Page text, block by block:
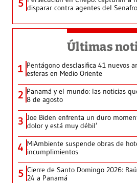
5 disparar contra agentes del
Últimas
1 Pentágono desclasifica 41 nuevos
esferas en Medio Oriente
2 Panamá y el mundo: las noticias
8 de agosto
3 Joe Biden enfrenta un duro
dolor y está muy débil’
4 MiAmbiente suspende obras de
incumplimientos
5 Cierre de Santo Domingo 2026:
24 a Panamá